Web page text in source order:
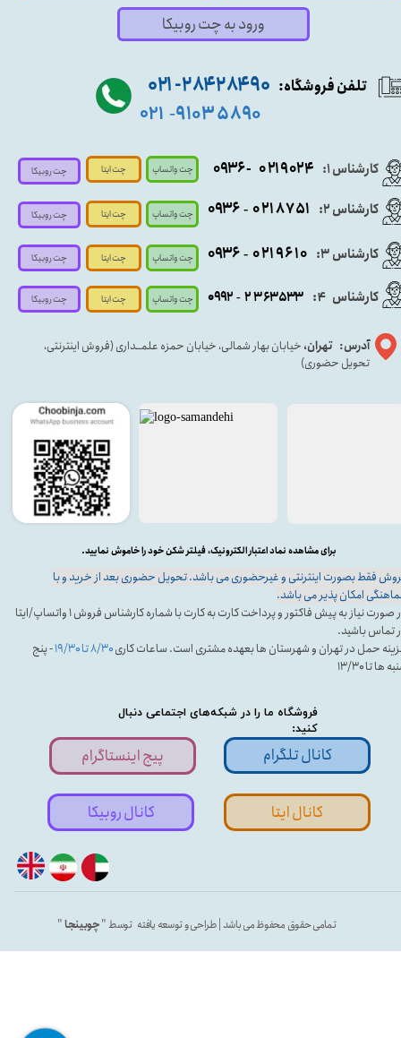
فروشگاه ما را در شبکه‌های اجتماعی دنبال
کنید:
تمامی حقوق محفوظ می باشد | طراحی و توسعه یافته توسط "چوبینجا"
کارشناس ۱: ۰۲۱۹۰۲۴ - ۰۹۳۶
آدرس: تهران، خیابان بهار شمالی، خیابان حمزه علمــداری (فروش اینترنتی،
تحویل حضوری)
تلفن فروشگاه: ۹۰ ۲۸۴ ۲۸۴- ۰۲۱
۵۸۹۰ ۹۱۰۳ -۰۲۱
کارشناس ۳: ۰۲۱۹۶۱۰ -۰۹۳۶
فقط بصورت اینترنتی و غیرحضوری می باشد. تحویل حضوری بعد از خرید و با
امکان پذیر می باشد.
در صورت نیاز به پیش فاکتور و پرداخت کارت به کارت با شماره کارشناس فروش ۱ واتساپ/ایتا
تماس باشید.
حمل در تهران و شهرستان ها بعهده مشتری است. ساعات کاری۸/۳۰ تا ۱۹/۳۰
- پنج
ها تا ۱۳/۳۰
برای مشاهده نماد اعتبار الکترونیک، فیلتر شکن خود را خاموش نمایید.
پیج اینستاگرام کانال تلگرام
کارشناس ۲: ۰۲۱۸۷۵۱ - ۰۹۳۶
کانال ایتا کانال روبیکا
ورود به چت روبیکا
کارشناس 4
: ۲۳۶۳۵۳۳ - ۰۹۹۲
چت واتساپ
چت واتساپ
چت واتساپ
چت واتساپ
چت ایتا
چت ایتا
چت ایتا
چت ایتا
چت روبیکا
چت روبیکا
چت روبیکا
چت روبیکا